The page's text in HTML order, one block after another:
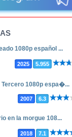
1080p español ...
2025 5.955
Tercero 1080p espa�...
2007 6.3
en la morgue 108...
2018 7.1